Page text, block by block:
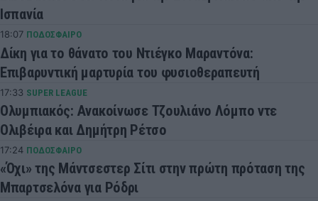
Ισπανία
18:07 ΠΟΔΟΣΦΑΙΡΟ
Δίκη για το θάνατο του Ντιέγκο Μαραντόνα:
Επιβαρυντική μαρτυρία του φυσιοθεραπευτή
17:33 SUPER LEAGUE
Ολυμπιακός: Ανακοίνωσε Τζουλιάνο Λόμπο ντε
Ολιβέιρα και Δημήτρη Ρέτσο
17:24 ΠΟΔΟΣΦΑΙΡΟ
«Όχι» της Μάντσεστερ Σίτι στην πρώτη πρόταση της
Μπαρτσελόνα για Ρόδρι